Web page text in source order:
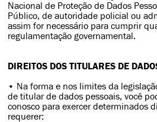
Nacional de Proteção de Dados
Público, de autoridade policial ou
assim for necessário para cumprir
regulamentação governamental.
DIREITOS DOS TITULARES DE
• Na forma e nos limites da
de titular de dados pessoais, você
conosco para exercer determinados
requerer: